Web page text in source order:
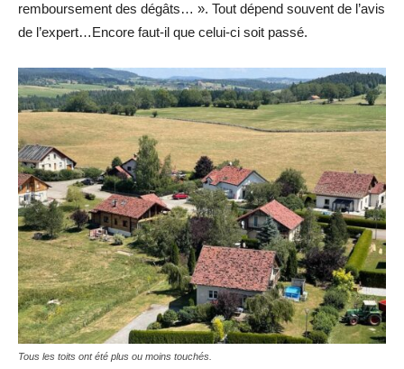
remboursement des dégâts… ». Tout dépend souvent de l’avis
de l’expert…Encore faut-il que celui-ci soit passé.
Tous les toits ont été plus ou moins touchés.